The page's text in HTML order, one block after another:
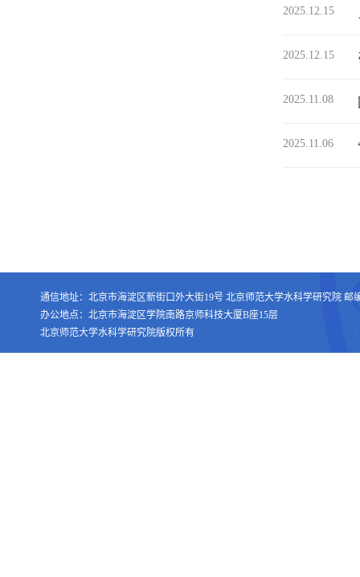
2025.12.15
2025.12.15
2025.11.08
2025.11.06
通信地址：北京市海淀区新街口外大街19号 北京师范大学水科学研究院 邮
办公地点：北京市海淀区学院南路京师科技大厦B座15层
北京师范大学水科学研究院版权所有